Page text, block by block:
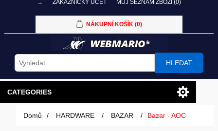
→ ZÁKAZNICKÝ ÚČET MŮJ SEZNAM ZBOŽÍ (0)
NÁKUPNÍ KOŠÍK (0)
HLEDAT
CATEGORIES
PC SESTAVY
Domů / HARDWARE / BAZAR / Bazar - AOC